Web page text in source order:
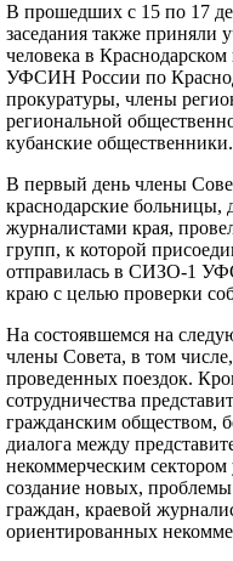
В прошедших с 15 по 17
заседания также приняли
человека в Краснодарском
УФСИН России по
прокуратуры, члены
региональной
кубанские общественники.
В первый день члены
краснодарские больницы,
журналистами края,
групп, к которой
отправилась в СИЗО-1
краю с целью проверки
На состоявшемся на
члены Совета, в том
проведенных поездок.
сотрудничества
гражданским обществом,
диалога между
некоммерческим
создание новых,
граждан, краевой
ориентированных